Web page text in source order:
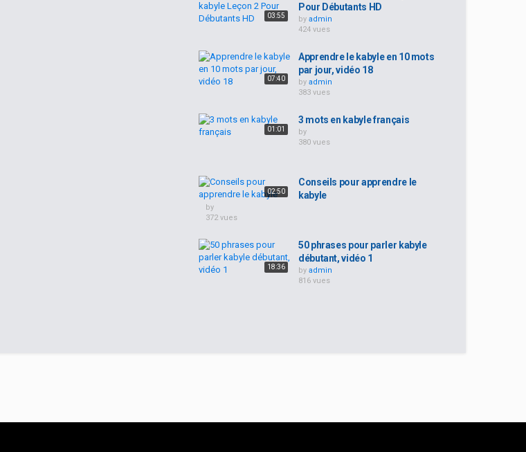
03:55
Pour Débutants HD
by admin
424 vues
07:40
Apprendre le kabyle en 10 mots
par jour, vidéo 18
by admin
383 vues
01:01
3 mots en kabyle français
by
380 vues
02:50
Conseils pour apprendre le
kabyle
by
372 vues
18:36
50 phrases pour parler kabyle
débutant, vidéo 1
by admin
816 vues